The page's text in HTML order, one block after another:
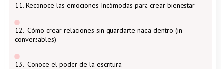
11.-Reconoce las emociones Incómodas para crear bienestar
12.- Cómo crear relaciones sin guardarte nada dentro (in-
conversables)
13.- Conoce el poder de la escritura